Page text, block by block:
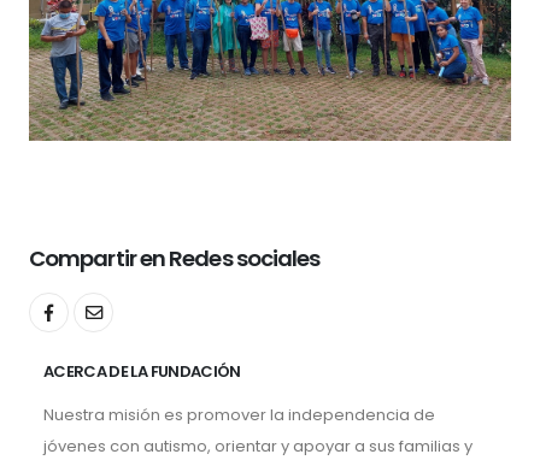
Compartir en Redes sociales
ACERCA DE LA FUNDACIÓN
Nuestra misión es promover la independencia de
jóvenes con autismo, orientar y apoyar a sus familias y